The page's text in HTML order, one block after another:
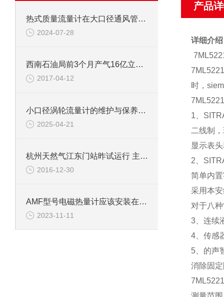
热式质量流量计在大口径通风管道流量测量中的应用
2024-07-28
西南石油局前3个月产气16亿立方米
2017-04-12
小口径涡轮流量计的维护与保养步骤
2025-04-21
杭州天然气江东门站昨试运行 主城区“多点接气”
2016-12-30
AMF型号电磁热量计应该安装在供水还是回水管道
2023-11-11
产品
详细介
时，
1、
二线制
显示表
2、
简单内
采用本
对于八
3、连续
4、传感
5、的声
消除固